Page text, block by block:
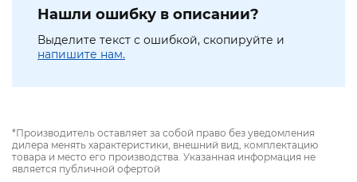
Нашли ошибку в описании?
Выделите текст с ошибкой, скопируйте и
напишите нам.
*Производитель оставляет за собой право без уведомления
дилера менять характеристики, внешний вид, комплектацию
товара и место его производства. Указанная информация не
является публичной офертой